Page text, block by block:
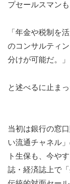
プセールスマンも
「年金や税制を
のコンサルティ
分けが可能だ。」
と述べるに止まっ
当初は銀行の窓
い流通チャネル
ト生保も、今や
誌・経済誌上で